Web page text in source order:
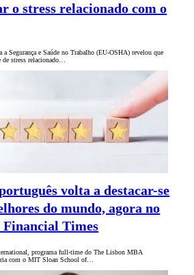
o stress relacionado com o
a Segurança e Saúde no Trabalho (EU-OSHA) revelou que
de stress relacionado…
volta a destacar-se
do mundo, agora no
Times
programa full-time do The Lisbon MBA
com o MIT Sloan School of…